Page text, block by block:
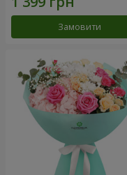
Замовити